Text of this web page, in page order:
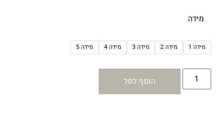
מידה
מידה 1 מידה 2 מידה 3 מידה 4 מידה 5
הוסף לסל